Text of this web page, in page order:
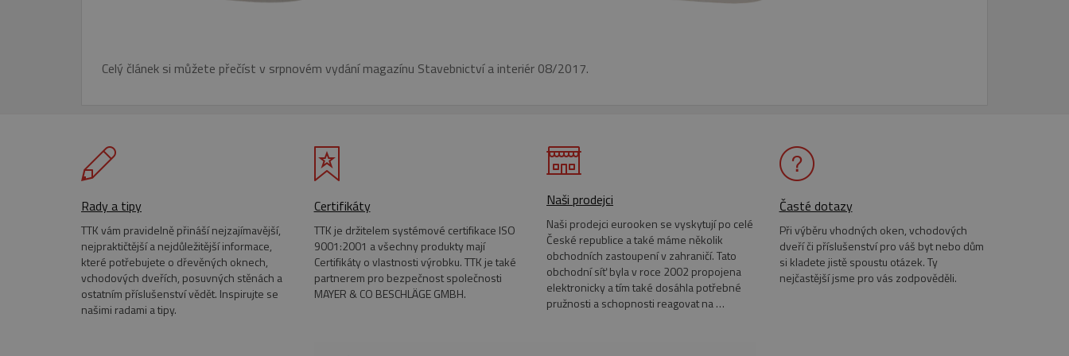
Celý článek si můžete přečíst v srpnovém vydání magazínu Stavebnictví a interiér 08/2017.
Rady a tipy
TTK vám pravidelně přináší nejzajímavější,
nejpraktičtější a nejdůležitější informace,
které potřebujete o dřevěných oknech,
vchodových dveřích, posuvných stěnách a
ostatním příslušenství vědět. Inspirujte se
našimi radami a tipy.
Certifikáty
TTK je držitelem systémové certifikace ISO
9001:2001 a všechny produkty mají
Certifikáty o vlastnosti výrobku. TTK je také
partnerem pro bezpečnost společnosti
MAYER & CO BESCHLÄGE GMBH.
Naši prodejci
Naši prodejci eurooken se vyskytují po celé
České republice a také máme několik
obchodních zastoupení v zahraničí. Tato
obchodní síť byla v roce 2002 propojena
elektronicky a tím také dosáhla potřebné
pružnosti a schopnosti reagovat na …
Časté dotazy
Při výběru vhodných oken, vchodových
dveří či příslušenství pro váš byt nebo dům
si kladete jistě spoustu otázek. Ty
nejčastější jsme pro vás zodpověděli.